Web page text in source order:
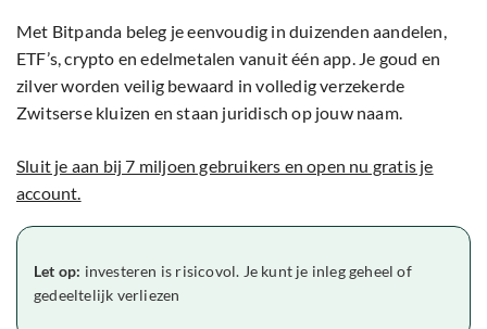
Met Bitpanda beleg je eenvoudig in duizenden aandelen,
ETF’s, crypto en edelmetalen vanuit één app. Je goud en
zilver worden veilig bewaard in volledig verzekerde
Zwitserse kluizen en staan juridisch op jouw naam.
Sluit je aan bij 7 miljoen gebruikers en open nu gratis je
account.
Let op: investeren is risicovol. Je kunt je inleg geheel of
gedeeltelijk verliezen